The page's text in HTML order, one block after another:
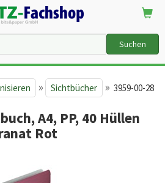
Suchen
» Sichtbücher » 3959-00-28
A4, PP, 40 Hüllen
Rot